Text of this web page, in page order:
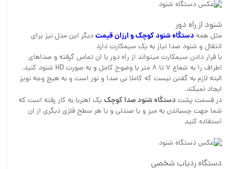
شنود از راه دور
مثل همهدستگاه شنود کوچک و ارزان قیمتدیگر این مدل نیز برای
انتقال و شنود صدا نیاز به یک سیمکارت دارد
با قرار دادن سیمکارت میتواند از راه دور با ان تماس گرفته و صداهای
اطراف را به شعاع ۷ تا ۸ متر با وضوح کامل و به صورت HD شنود کنید.
البته لازم به گفتن نیست که کاملا بی صدا و نور است و به هیچ وجه نویز
ایجاد نمیکند.
در قسمت پشت دستگاه شنود صدا کوچکیک اهنربا به کار رفته است که
شما جهت چسباندن به میز و یا صندلی و یا هر سطح فلزی دیگری از ان
استفاده کنید
دستگاه ردیاب شخصی